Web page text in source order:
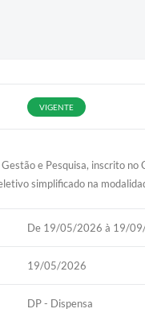
VIGENTE
e Pesquisa, inscrito
simplificado na
De 19/05/2026 à 19/
19/05/2026
DP - Dispensa